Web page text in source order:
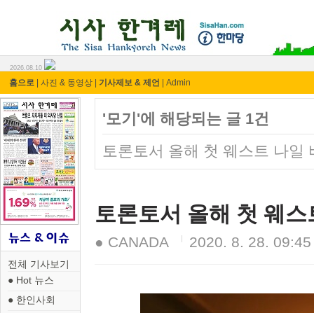
2026.08.10
홈으로 사진 & 동영상 기사제보 & 제언 Admin
전체 기사보기
● Hot 뉴스
● 한인사회
'모기'에 해당되는 글 1건
토론토서 올해 첫 웨스트 나일
토론토서 올해 첫 웨
● CANADA 2020. 8. 28. 09:45